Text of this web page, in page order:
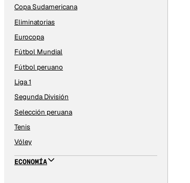
Copa Sudamericana
Eliminatorias
Eurocopa
Fútbol Mundial
Fútbol peruano
Liga 1
Segunda División
Selección peruana
Tenis
Vóley
ECONOMÍA